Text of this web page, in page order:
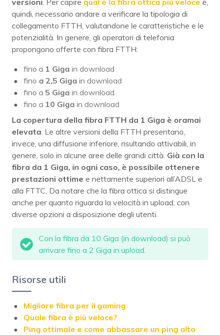
quindi, necessario andare a verificare la tipologia di
collegamento FTTH, valutandone le caratteristiche e le
potenzialità. In genere, gli operatori di telefonia
propongono offerte con fibra FTTH:
fino a 1 Giga in download
fino a 2,5 Giga in download
fino a 5 Giga in download
fino a 10 Giga in download
La copertura della fibra FTTH da 1 Giga è oramai
elevata . Le altre versioni della FTTH presentano,
invece, una diffusione inferiore, risultando attivabili, in
genere, solo in alcune aree delle grandi città. Già con la
fibra da 1 Giga, in ogni caso, è possibile ottenere
prestazioni ottime e nettamente superiori all’ADSL e
alla FTTC. Da notare che la fibra ottica si distingue
anche per quanto riguarda la velocità in upload, con
diverse opzioni a disposizione degli utenti.
Con la fibra da 10 Giga (in download) si può
arrivare fino a 2 Giga in upload.
Risorse utili
Migliore fibra per il gaming
Quale fibra è più veloce?
Ping ottimale e come abbassare un ping alto